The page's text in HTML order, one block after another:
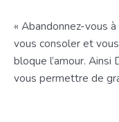
« Abandonnez-vous
vous consoler et
bloque l’amour.
vous permettre de